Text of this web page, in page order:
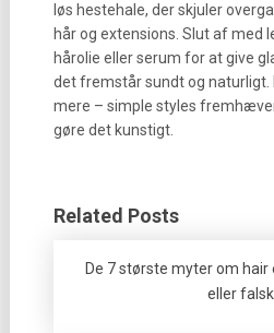
løs hestehale, der skjuler
hår og extensions. Slut af med
hårolie eller serum for at give
det fremstår sundt og naturligt.
mere – simple styles
gøre det kunstigt.
Related Posts
De 7 største myter om
eller